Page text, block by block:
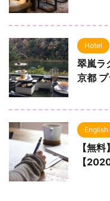
Hotel
翠嵐ラ
京都
English
【無
【